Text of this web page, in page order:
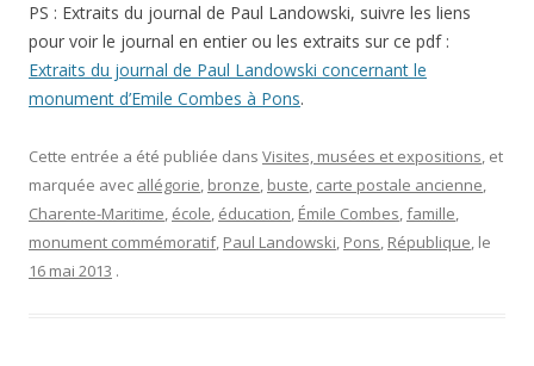
PS : Extraits du journal de Paul Landowski, suivre les liens
pour voir le journal en entier ou les extraits sur ce pdf :
Extraits du journal de Paul Landowski concernant le
monument d’Emile Combes à Pons.
Cette entrée a été publiée dans Visites, musées et expositions, et
marquée avec allégorie, bronze, buste, carte postale ancienne,
Charente-Maritime, école, éducation, Émile Combes,famille,
monument commémoratif, Paul Landowski, Pons, République, le
16 mai 2013 .